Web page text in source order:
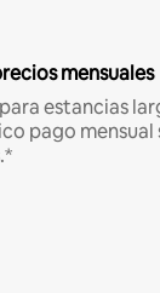
mensuales
estancias
pago mensual